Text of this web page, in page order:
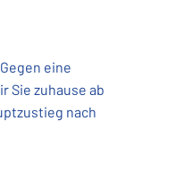
Gegen eine
Sie zuhause ab
nach